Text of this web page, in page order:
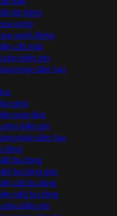
bê tông
vòng
vanh đứng
cắt mài
phụ kiện pin
máy cầm tay
phá
máy đục
phụ kiện pin
máy cầm tay
lông
bu lông
bu lông góc
cắt bu lông
siết bu lông
phụ kiện pin